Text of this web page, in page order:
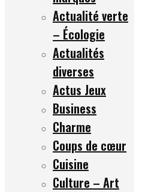
Actualité verte
– Écologie
Actualités
diverses
Actus Jeux
Business
Charme
Coups de cœur
Cuisine
Culture – Art